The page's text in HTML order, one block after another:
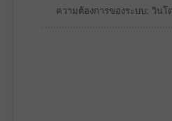
ความต้องการของระบบ: วิน